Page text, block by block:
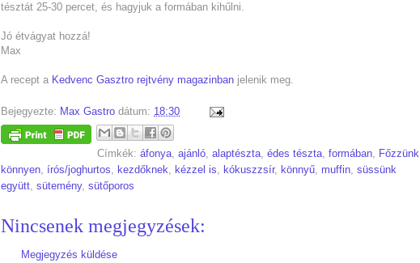
tésztát 25-30 percet, és hagyjuk a formában kihűlni.
Jó étvágyat hozzá!
Max
A recept a Kedvenc Gasztro rejtvény magazinban jelenik meg.
Bejegyezte: Max Gastro dátum: 18:30
Címkék: áfonya, ajánló, alaptészta, édes tészta, formában, Főzzünk
könnyen, írós/joghurtos, kezdőknek, kézzel is, kókuszzsír, könnyű, muffin, süssünk
együtt, sütemény, sütőporos
Nincsenek megjegyzések:
Megjegyzés küldése